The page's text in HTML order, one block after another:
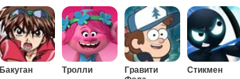
Бакуган Тролли
Гравити
Стикмен